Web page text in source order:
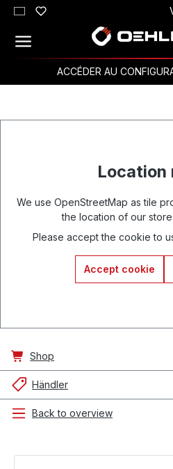
Passer au contenu principal
ACCÉDER AU
Location
We use OpenStreetMap as tile
the location of our
Please accept the cookie to
Accept cookie
Shop
Händler
Back to overview